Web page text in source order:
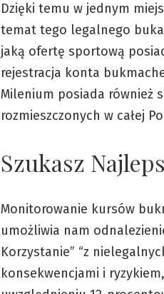
Dzięki temu w jednym
temat tego legalnego
jaką ofertę sportową
rejestracja konta
Milenium posiada również
rozmieszczonych w całej
Szukasz
Monitorowanie kursów
umożliwia nam
Korzystanie” “z
konsekwencjami i